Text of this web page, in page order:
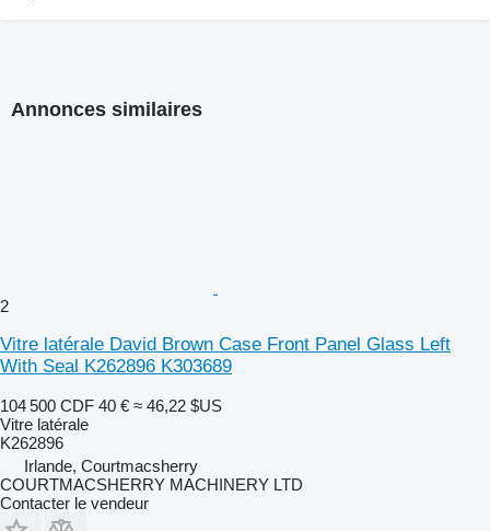
Annonces similaires
2
Vitre latérale David Brown Case Front Panel Glass Left
With Seal K262896 K303689
104 500 CDF 40 € ≈ 46,22 $US
Vitre latérale
K262896
Irlande, Courtmacsherry
COURTMACSHERRY MACHINERY LTD
Contacter le vendeur